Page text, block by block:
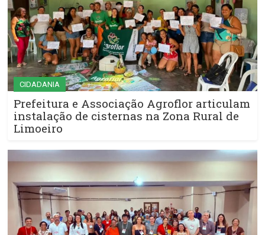
CIDADANIA
Prefeitura e Associação Agroflor articulam
instalação de cisternas na Zona Rural de
Limoeiro